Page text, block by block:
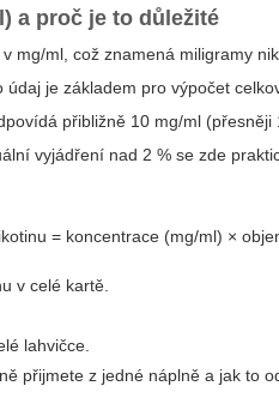
a proč je to důležité
mg/ml, což znamená miligramy
je základem pro výpočet
přibližně 10 mg/ml
vyjádření nad 2 % se zde
= koncentrace (mg/ml) ×
v celé kartě.
lahvičce.
přijmete z jedné náplně a jak to